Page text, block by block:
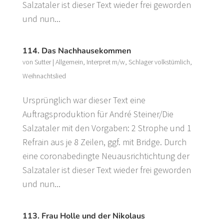
Salzataler ist dieser Text wieder frei geworden
und nun...
114. Das Nachhausekommen
von Sutter| Allgemein, Interpret m/w, Schlager volkstümlich,
Weihnachtslied
Ursprünglich war dieser Text eine
Auftragsproduktion für André Steiner/Die
Salzataler mit den Vorgaben: 2 Strophe und 1
Refrain aus je 8 Zeilen, ggf. mit Bridge. Durch
eine coronabedingte Neuausrichtichtung der
Salzataler ist dieser Text wieder frei geworden
und nun...
113. Frau Holle und der Nikolaus